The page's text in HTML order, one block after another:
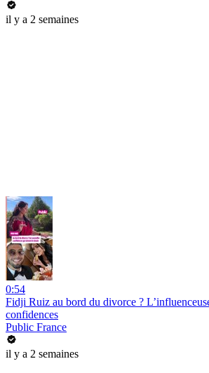
il y a 2 semaines
0:54
Fidji Ruiz au bord du divorce ?
confidences
Public France
il y a 2 semaines